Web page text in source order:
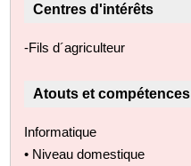
Centres d'intérêts
-Fils d´agriculteur
Atouts et compétences
Informatique
• Niveau domestique